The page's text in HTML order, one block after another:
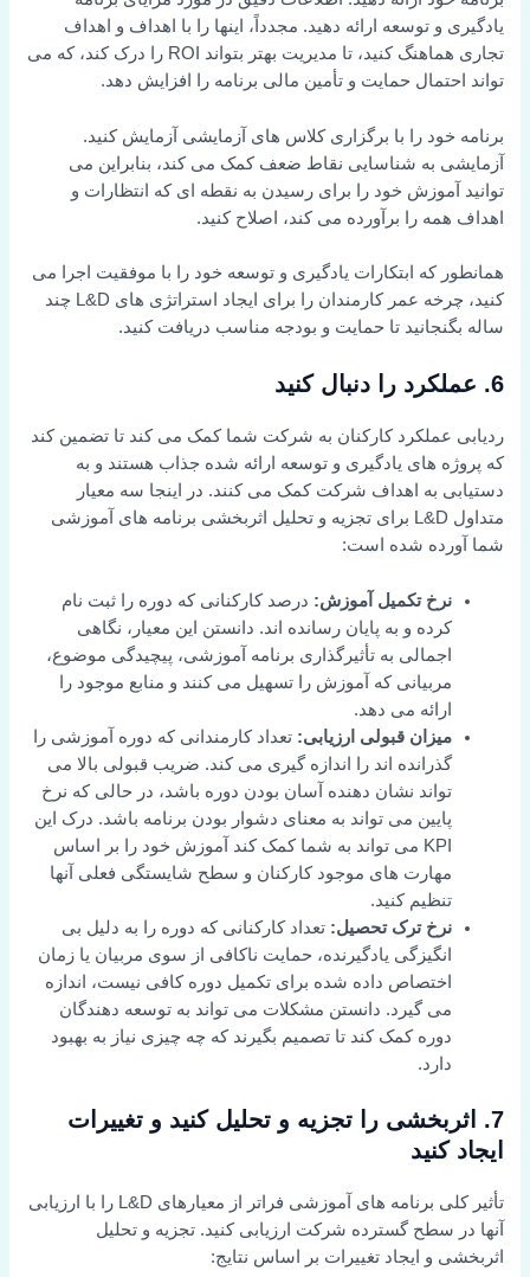
یادگیری و توسعه ارائه دهید. مجدداً، اینها را با اهداف و اهداف
تجاری هماهنگ کنید، تا مدیریت بهتر بتواند ROI را درک کند، که می
تواند احتمال حمایت و تأمین مالی برنامه را افزایش دهد.
برنامه خود را با برگزاری کلاس های آزمایشی آزمایش کنید.
آزمایشی به شناسایی نقاط ضعف کمک می کند، بنابراین می
توانید آموزش خود را برای رسیدن به نقطه ای که انتظارات و
اهداف همه را برآورده می کند، اصلاح کنید.
همانطور که ابتکارات یادگیری و توسعه خود را با موفقیت اجرا می
کنید، چرخه عمر کارمندان را برای ایجاد استراتژی های L&D چند
ساله بگنجانید تا حمایت و بودجه مناسب دریافت کنید.
6. عملکرد را دنبال کنید
ردیابی عملکرد کارکنان به شرکت شما کمک می کند تا تضمین کند
که پروژه های یادگیری و توسعه ارائه شده جذاب هستند و به
دستیابی به اهداف شرکت کمک می کنند. در اینجا سه معیار
متداول L&D برای تجزیه و تحلیل اثربخشی برنامه های آموزشی
شما آورده شده است:
نرخ تکمیل آموزش: درصد کارکنانی که دوره را ثبت نام
کرده و به پایان رسانده اند. دانستن این معیار، نگاهی
اجمالی به تأثیرگذاری برنامه آموزشی، پیچیدگی موضوع،
مربیانی که آموزش را تسهیل می کنند و منابع موجود را
ارائه می دهد.
میزان قبولی ارزیابی: تعداد کارمندانی که دوره آموزشی را
گذرانده اند را اندازه گیری می کند. ضریب قبولی بالا می
تواند نشان دهنده آسان بودن دوره باشد، در حالی که نرخ
پایین می تواند به معنای دشوار بودن برنامه باشد. درک این
KPI می تواند به شما کمک کند آموزش خود را بر اساس
مهارت های موجود کارکنان و سطح شایستگی فعلی آنها
تنظیم کنید.
نرخ ترک تحصیل: تعداد کارکنانی که دوره را به دلیل بی
انگیزگی یادگیرنده، حمایت ناکافی از سوی مربیان یا زمان
اختصاص داده شده برای تکمیل دوره کافی نیست، اندازه
می گیرد. دانستن مشکلات می تواند به توسعه دهندگان
دوره کمک کند تا تصمیم بگیرند که چه چیزی نیاز به بهبود
دارد.
7.
اثربخشی را تجزیه و تحلیل کنید و تغییرات
ایجاد کنید
تأثیر کلی برنامه های آموزشی فراتر از معیارهای L&D را با ارزیابی
آنها در سطح گسترده شرکت ارزیابی کنید. تجزیه و تحلیل
اثربخشی و ایجاد تغییرات بر اساس نتایج: